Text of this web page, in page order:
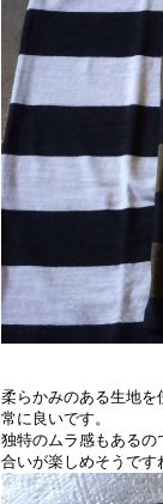
柔らかみのある生地
常に良いです。
独特のムラ感もある
合いが楽しめそうです